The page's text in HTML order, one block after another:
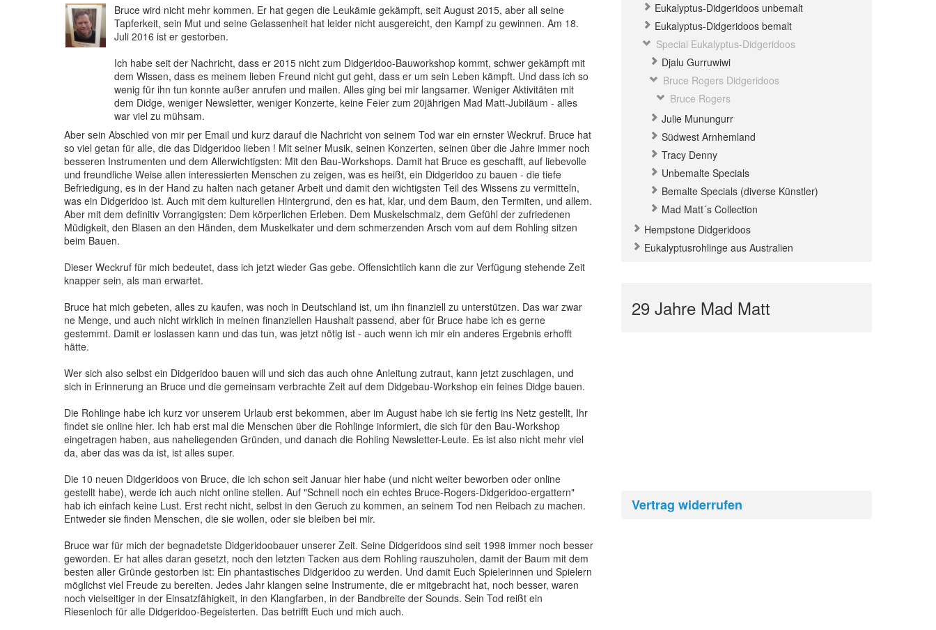
Eukalyptus-Didgeridoos unbemalt
Eukalyptus-Didgeridoos bemalt
Special Eukalyptus-Didgeridoos
Djalu Gurruwiwi
Bruce Rogers Didgeridoos
Bruce Rogers
Julie Munungurr
Südwest Arnhemland
Tracy Denny
Unbemalte Specials
Bemalte Specials (diverse Künstler)
Mad Matt´s Collection
Hempstone Didgeridoos
Eukalyptusrohlinge aus Australien
Bruce wird nicht mehr kommen. Er hat gegen die Leukämie gekämpft, seit August 2015, aber all seine
Tapferkeit, sein Mut und seine Gelassenheit hat leider nicht ausgereicht, den Kampf zu gewinnen. Am 18.
Juli 2016 ist er gestorben.
Ich habe seit der Nachricht, dass er 2015 nicht zum Didgeridoo-Bauworkshop kommt, schwer gekämpft mit
dem Wissen, dass es meinem lieben Freund nicht gut geht, dass er um sein Leben kämpft. Und dass ich so
wenig für ihn tun konnte außer anrufen und mailen. Alles ging bei mir langsamer. Weniger Aktivitäten mit
dem Didge, weniger Newsletter, weniger Konzerte, keine Feier zum 20jährigen Mad Matt-Jubiläum - alles
war viel zu mühsam.
Aber sein Abschied von mir per Email und kurz darauf die Nachricht von seinem Tod war ein ernster Weckruf. Bruce hat
so viel getan für alle, die das Didgeridoo lieben ! Mit seiner Musik, seinen Konzerten, seinen über die Jahre immer noch
besseren Instrumenten und dem Allerwichtigsten: Mit den Bau-Workshops. Damit hat Bruce es geschafft, auf liebevolle
und freundliche Weise allen interessierten Menschen zu zeigen, was es heißt, ein Didgeridoo zu bauen - die tiefe
Befriedigung, es in der Hand zu halten nach getaner Arbeit und damit den wichtigsten Teil des Wissens zu vermitteln,
was ein Didgeridoo ist. Auch mit dem kulturellen Hintergrund, den es hat, klar, und dem Baum, den Termiten, und allem.
Aber mit dem definitiv Vorrangigsten: Dem körperlichen Erleben. Dem Muskelschmalz, dem Gefühl der zufriedenen
Müdigkeit, den Blasen an den Händen, dem Muskelkater und dem schmerzenden Arsch vom auf dem Rohling sitzen
beim Bauen.
Dieser Weckruf für mich bedeutet, dass ich jetzt wieder Gas gebe. Offensichtlich kann die zur Verfügung stehende Zeit
knapper sein, als man erwartet.
Bruce hat mich gebeten, alles zu kaufen, was noch in Deutschland ist, um ihn finanziell zu unterstützen. Das war zwar
ne Menge, und auch nicht wirklich in meinen finanziellen Haushalt passend, aber für Bruce habe ich es gerne
gestemmt. Damit er loslassen kann und das tun, was jetzt nötig ist - auch wenn ich mir ein anderes Ergebnis erhofft
hätte.
Wer sich also selbst ein Didgeridoo bauen will und sich das auch ohne Anleitung zutraut, kann jetzt zuschlagen, und
sich in Erinnerung an Bruce und die gemeinsam verbrachte Zeit auf dem Didgebau-Workshop ein feines Didge bauen.
Die Rohlinge habe ich kurz vor unserem Urlaub erst bekommen, aber im August habe ich sie fertig ins Netz gestellt, Ihr
findet sie online hier. Ich hab erst mal die Menschen über die Rohlinge informiert, die sich für den Bau-Workshop
eingetragen haben, aus naheliegenden Gründen, und danach die Rohling Newsletter-Leute. Es ist also nicht mehr viel
da, aber das was da ist, ist alles super.
Die 10 neuen Didgeridoos von Bruce, die ich schon seit Januar hier habe (und nicht weiter beworben oder online
gestellt habe), werde ich auch nicht online stellen. Auf "Schnell noch ein echtes Bruce-Rogers-Didgeridoo-ergattern"
hab ich einfach keine Lust. Erst recht nicht, selbst in den Geruch zu kommen, an seinem Tod nen Reibach zu machen.
Entweder sie finden Menschen, die sie wollen, oder sie bleiben bei mir.
Bruce war für mich der begnadetste Didgeridoobauer unserer Zeit. Seine Didgeridoos sind seit 1998 immer noch besser
geworden. Er hat alles daran gesetzt, noch den letzten Tacken aus dem Rohling rauszuholen, damit der Baum mit dem
besten aller Gründe gestorben ist: Ein phantastisches Didgeridoo zu werden. Und damit Euch Spielerinnen und Spielern
möglichst viel Freude zu bereiten. Jedes Jahr klangen seine Instrumente, die er mitgebracht hat, noch besser, waren
noch vielseitiger in der Einsatzfähigkeit, in den Klangfarben, in der Bandbreite der Sounds. Sein Tod reißt ein
Riesenloch für alle Didgeridoo-Begeisterten. Das betrifft Euch und mich auch.
29 Jahre Mad Matt
Vertrag widerrufen